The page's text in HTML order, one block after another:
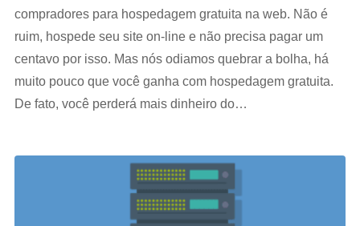
compradores para hospedagem gratuita na web. Não é
ruim, hospede seu site on-line e não precisa pagar um
centavo por isso. Mas nós odiamos quebrar a bolha, há
muito pouco que você ganha com hospedagem gratuita.
De fato, você perderá mais dinheiro do…